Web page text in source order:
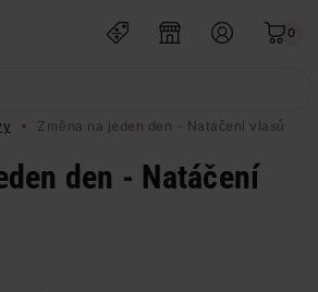
0
Změna na jeden den - Natáčení vlasů
den - Natáčení